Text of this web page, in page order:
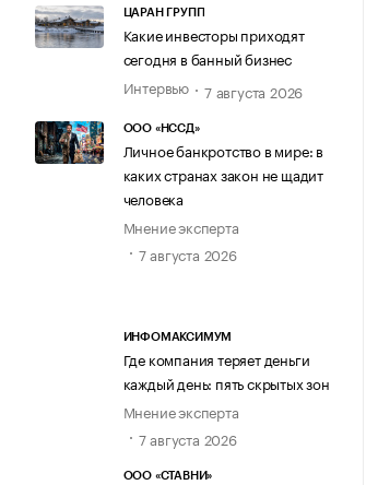
ЦАРАН ГРУПП
Какие инвесторы приходят
сегодня в банный бизнес
Интервью
7 августа 2026
ООО «НССД»
Личное банкротство в мире: в
каких странах закон не щадит
человека
Мнение эксперта
7 августа 2026
ИНФОМАКСИМУМ
Где компания теряет деньги
каждый день: пять скрытых зон
Мнение эксперта
7 августа 2026
ООО «СТАВНИ»